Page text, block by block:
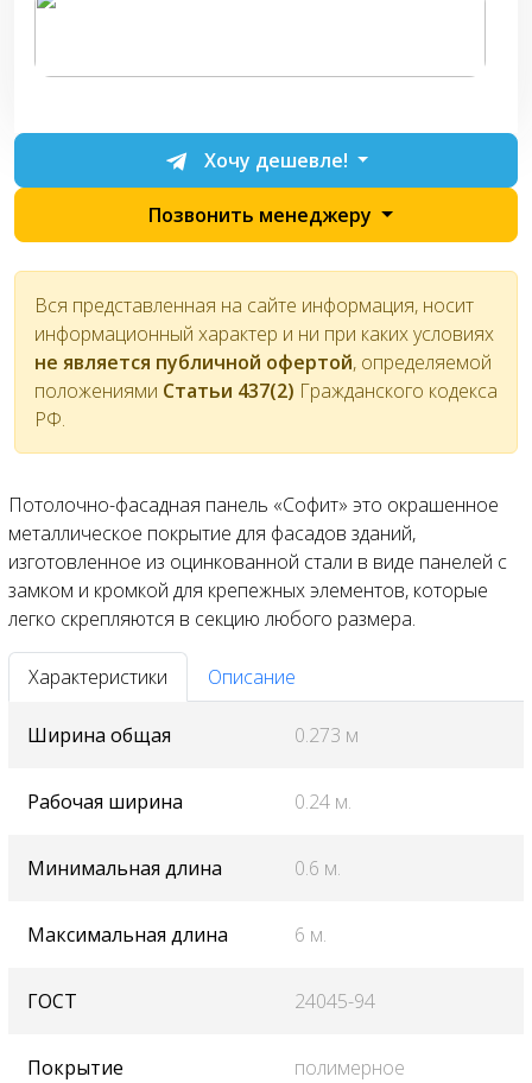
Хочу дешевле!
Позвонить менеджеру
Вся представленная на сайте информация, носит
информационный характер и ни при каких условиях
не является публичной офертой, определяемой
положениями Статьи 437(2) Гражданского кодекса
РФ.
Потолочно-фасадная панель «Софит» это окрашенное
металлическое покрытие для фасадов зданий,
изготовленное из оцинкованной стали в виде панелей с
замком и кромкой для крепежных элементов, которые
легко скрепляются в секцию любого размера.
Характеристики Описание
Ширина общая 0.273 м
Рабочая ширина 0.24 м.
Минимальная длина 0.6 м.
Максимальная длина 6 м.
ГОСТ 24045-94
Покрытие полимерное